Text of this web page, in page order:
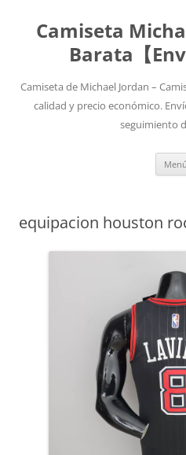
Camiseta
Barata【
Camiseta de Michael Jordan –
calidad y precio económico.
seguimiento
Menú
equipacion houston